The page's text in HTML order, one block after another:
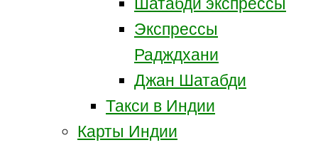
Экспрессы
Радждхани
Джан Шатабди
Такси в Индии
Карты Индии